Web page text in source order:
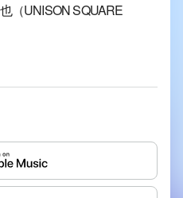
（UNISON SQUARE